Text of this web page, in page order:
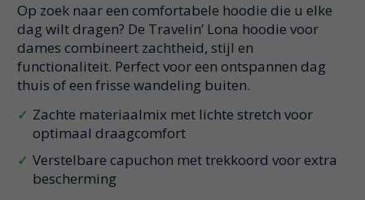
Op zoek naar een comfortabele hoodie die u elke
dag wilt dragen? De Travelin’ Lona hoodie voor
dames combineert zachtheid, stijl en
functionaliteit. Perfect voor een ontspannen dag
thuis of een frisse wandeling buiten.
Zachte materiaalmix met lichte stretch voor
optimaal draagcomfort
Verstelbare capuchon met trekkoord voor extra
bescherming